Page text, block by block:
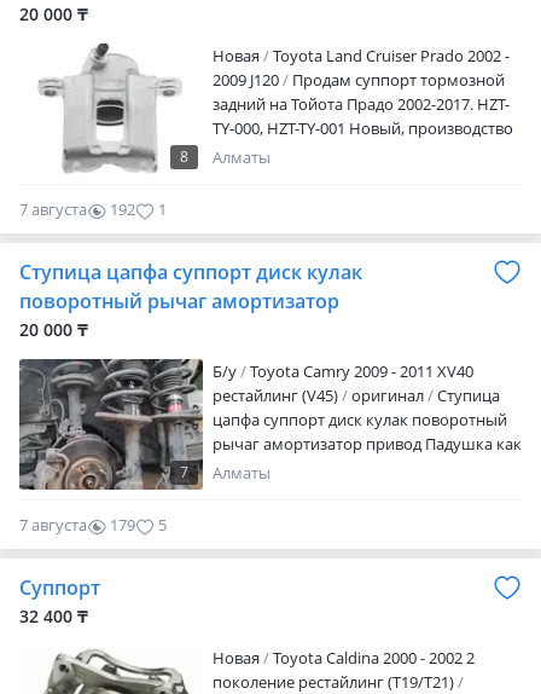
Parts также сотрудничает с Winfil, Febest
и FCS Auto USA, чью продукция продает
оптом в странах Восточной Европы.
20 000 ₸
8
Новая
Toyota Land Cruiser Prado 2002 -
2009 J120
Продам суппорт тормозной
задний на Тойота Прадо 2002-2017. HZT-
TY-000, HZT-TY-001 Новый, производство
NTY Польша. Отправка в регионы. Цену
Запчасти, предлагаемые данной
компанией, стремительно набирают
популярность среди автолюбителей,
сотрудничает с Winfil, Febest и FCS Auto
USA, чью продукция продает оптом в
странах Восточной Европы.
Алматы
7 августа 192 1
Ступица цапфа суппорт диск кулак
поворотный рычаг амортизатор
20 000 ₸
7
Б/y
Toyota Camry 2009 - 2011 XV40
рестайлинг (V45)
оригинал
Ступица
цапфа суппорт диск кулак поворотный
рычаг амортизатор привод Падушка как
на фото стает все есть наличие и
Алматы
7 августа 179 5
Суппорт
32 400 ₸
Новая
Toyota Caldina 2000 - 2002 2
поколение рестайлинг (T19/T21)